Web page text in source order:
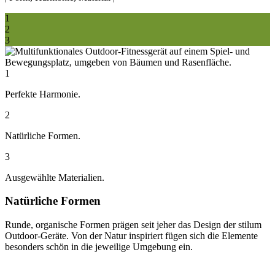
1
2
3
1
Perfekte Harmonie.
2
Natürliche Formen.
3
Ausgewählte Materialien.
Natürliche Formen
Runde, organische Formen prägen seit jeher das Design der stilum
Outdoor-Geräte. Von der Natur inspiriert fügen sich die Elemente
besonders schön in die jeweilige Umgebung ein.